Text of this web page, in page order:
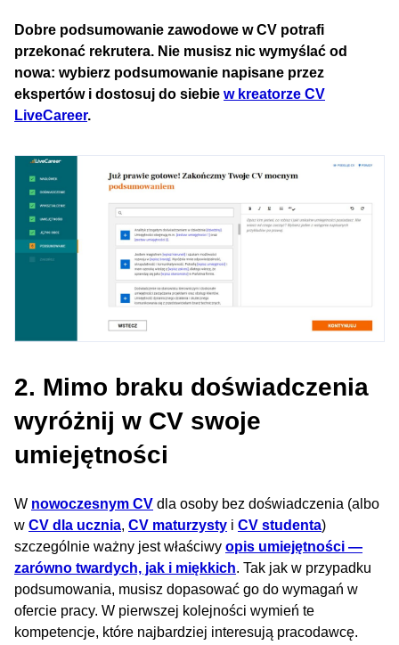
Dobre podsumowanie zawodowe w CV potrafi
przekonać rekrutera. Nie musisz nic wymyślać od
nowa: wybierz podsumowanie napisane przez
ekspertów i dostosuj do siebie w kreatorze CV
LiveCareer.
2. Mimo braku doświadczenia
wyróżnij w CV swoje
umiejętności
W nowoczesnym CV dla osoby bez doświadczenia (albo
w CV dla ucznia, CV maturzysty i CV studenta)
szczególnie ważny jest właściwy opis umiejętności —
zarówno twardych, jak i miękkich. Tak jak w przypadku
podsumowania, musisz dopasować go do wymagań w
ofercie pracy. W pierwszej kolejności wymień te
kompetencje, które najbardziej interesują pracodawcę.